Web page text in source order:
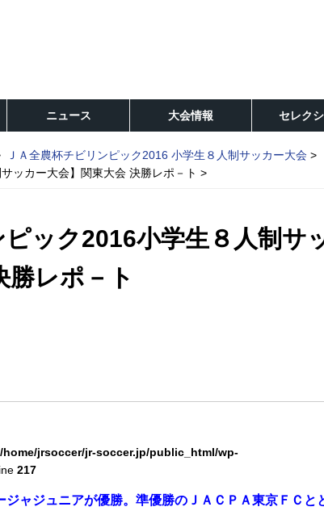
ニュース 大会情報 セレク
ＪＡ全農杯チビリンピック2016 小学生８人制サッカー大会
ッカー大会】関東大会 決勝レポ－ト
ピック2016小学生８人制サ
勝レポ－ト
/home/jrsoccer/jr-soccer.jp/public_html/wp-
217
ャジュニアが優勝。準優勝のＪＡＣＰＡ東京ＦＣと